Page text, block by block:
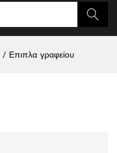
/ Επιπλα γραφείου